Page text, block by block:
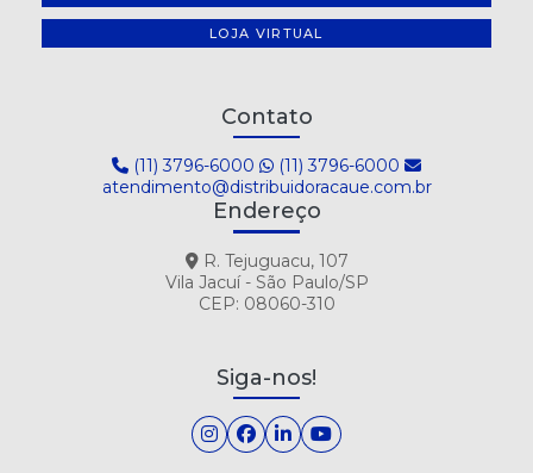
LOJA VIRTUAL
Contato
(11) 3796-6000
(11) 3796-6000
atendimento@distribuidoracaue.com.br
Endereço
R. Tejuguacu, 107
Vila Jacuí - São Paulo/SP
CEP: 08060-310
Siga-nos!